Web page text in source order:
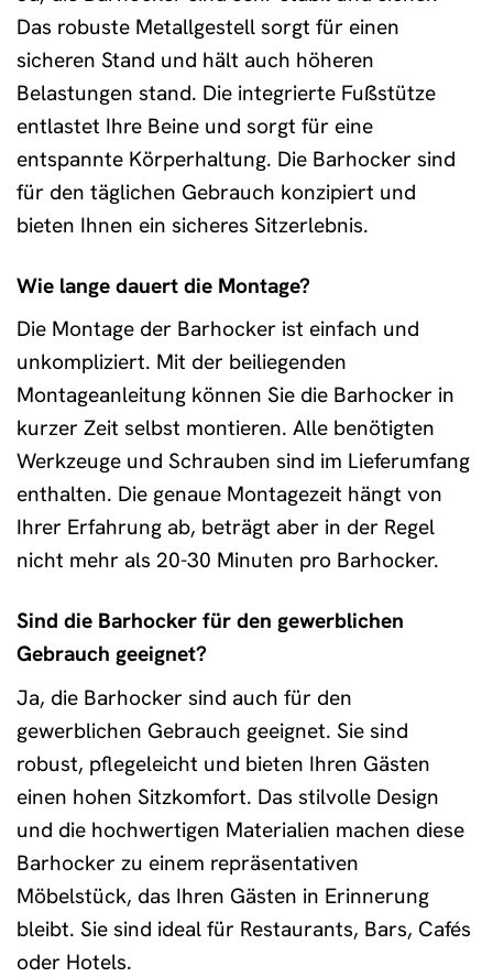
Das robuste Metallgestell sorgt für einen
sicheren Stand und hält auch höheren
Belastungen stand. Die integrierte Fußstütze
entlastet Ihre Beine und sorgt für eine
entspannte Körperhaltung. Die Barhocker sind
für den täglichen Gebrauch konzipiert und
bieten Ihnen ein sicheres Sitzerlebnis.
Wie lange dauert die Montage?
Die Montage der Barhocker ist einfach und
unkompliziert. Mit der beiliegenden
Montageanleitung können Sie die Barhocker in
kurzer Zeit selbst montieren. Alle benötigten
Werkzeuge und Schrauben sind im Lieferumfang
enthalten. Die genaue Montagezeit hängt von
Ihrer Erfahrung ab, beträgt aber in der Regel
nicht mehr als 20-30 Minuten pro Barhocker.
Sind die Barhocker für den gewerblichen
Gebrauch geeignet?
Ja, die Barhocker sind auch für den
gewerblichen Gebrauch geeignet. Sie sind
robust, pflegeleicht und bieten Ihren Gästen
einen hohen Sitzkomfort. Das stilvolle Design
und die hochwertigen Materialien machen diese
Barhocker zu einem repräsentativen
Möbelstück, das Ihren Gästen in Erinnerung
bleibt. Sie sind ideal für Restaurants, Bars, Cafés
oder Hotels.